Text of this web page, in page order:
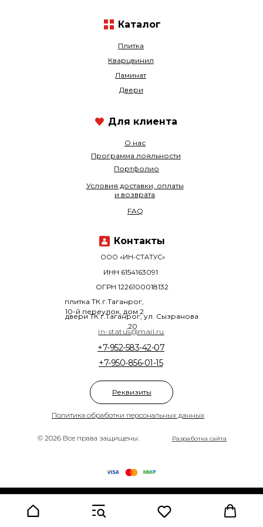
© 2026 Все права защищены.
Политика обработки персональных данных
Плитка
Кварцвинил
+7-950-856-01-15
+7-952-583-42-07
О нас
Ламинат
Программа лояльности
Двери
Портфолио
ООО «ИН-СТАТУС»
плитка ТК г.Таганрог,
10-й переулок, дом 2
двери ТК г.Таганрог, ул. Сызранова
,20
ОГРН 1226100018132
ИНН 6154163091
Разработка сайта
Условия доставки, оплаты
и возврата
FAQ
Каталог
in-status@mail.ru
Контакты
Для клиента
Реквизиты
Made on Tilda